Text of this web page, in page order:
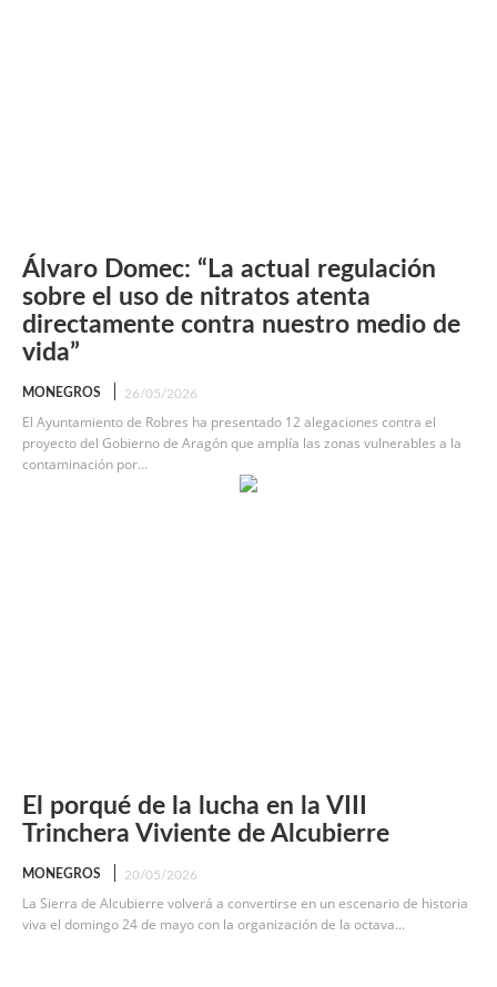
Álvaro Domec: “La actual regulación
sobre el uso de nitratos atenta
directamente contra nuestro medio de
vida”
MONEGROS 26/05/2026
El Ayuntamiento de Robres ha presentado 12 alegaciones contra el
proyecto del Gobierno de Aragón que amplía las zonas vulnerables a la
contaminación por...
El porqué de la lucha en la VIII
Trinchera Viviente de Alcubierre
MONEGROS 20/05/2026
La Sierra de Alcubierre volverá a convertirse en un escenario de historia
viva el domingo 24 de mayo con la organización de la octava...